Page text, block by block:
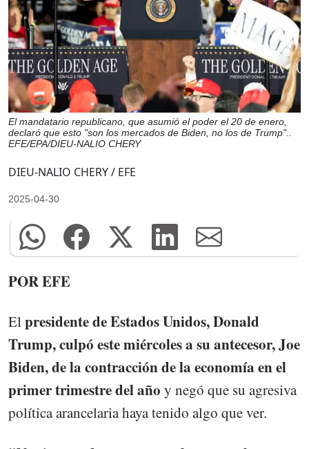
El mandatario republicano, que asumió el poder el 20 de enero,
declaró que esto "son los mercados de Biden, no los de Trump"..
EFE/EPA/DIEU-NALIO CHERY
DIEU-NALIO CHERY / EFE
2025-04-30
POR EFE
Elpresidente de Estados Unidos, Donald
Trump, culpó este miércoles a su antecesor, Joe
Biden, de la contracción de la economía en el
primer trimestre del año y negó que su agresiva
política arancelaria haya tenido algo que ver.